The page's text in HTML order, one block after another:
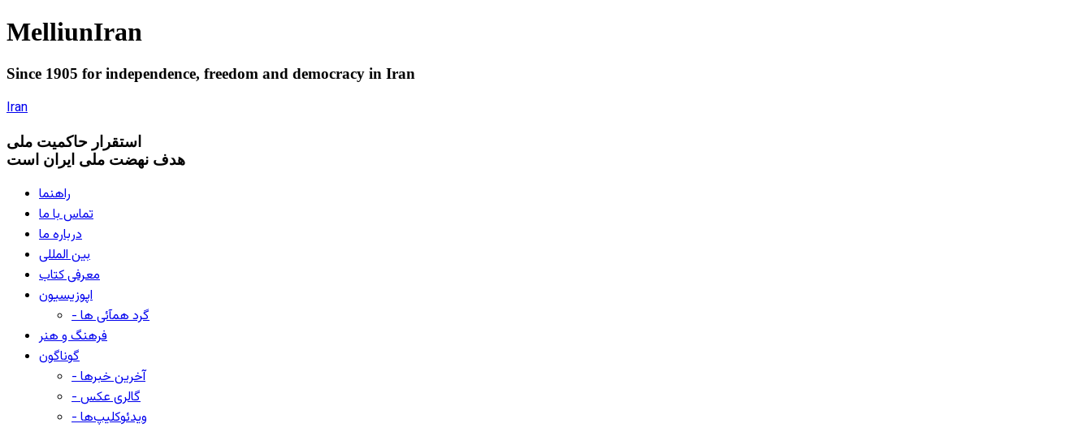
MelliunIran
Since 1905 for independence, freedom and democracy in Iran
Iran
استقرار حاکميت ملی
هدف نهضت ملی ایران است
راهنما
تماس با ما
درباره ما
بین المللی
معرفی کتاب
اپوزیسیون
- گرد همآئی ها
فرهنگ و هنر
گوناگون
- آخرین خبرها
- گالری عکس
- ویدئوکلیپ‌ها